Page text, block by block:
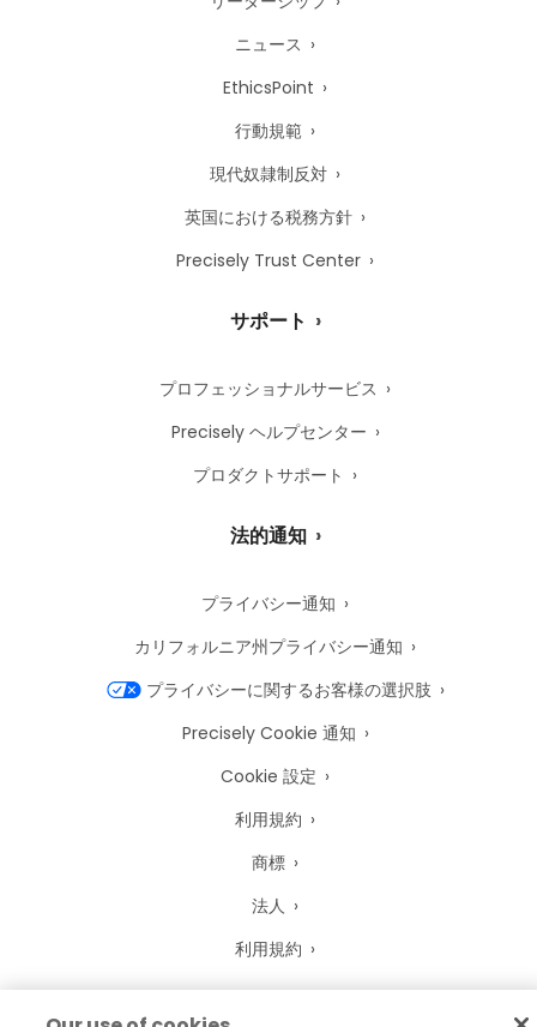
ニュース
EthicsPoint
行動規範
現代奴隷制反対
英国における税務方針
Precisely Trust Center
サポート
プロフェッショナルサービス
Precisely ヘルプセンター
プロダクトサポート
法的通知
プライバシー通知
カリフォルニア州プライバシー通知
プライバシーに関するお客様の選択肢
Precisely Cookie 通知
Cookie 設定
利用規約
商標
法人
利用規約